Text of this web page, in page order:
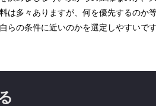
は多々ありますが、何を優先するのか
らの条件に近いのかを選定しやすいです